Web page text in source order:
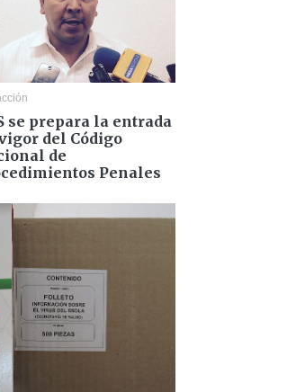
se prepara la entrada
del Código
de
Penales